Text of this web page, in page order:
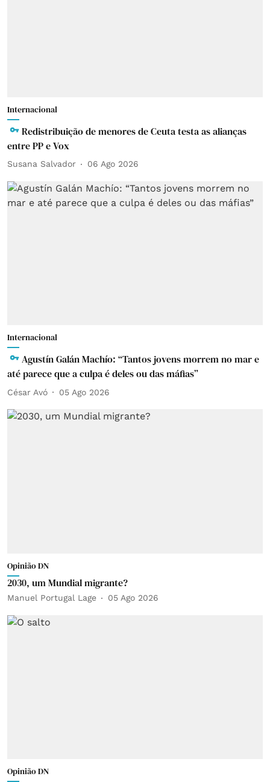
Internacional
Redistribuição de menores de Ceuta testa as alianças
entre PP e Vox
Susana Salvador 06 Ago 2026
Internacional
Agustín Galán Machío: “Tantos jovens morrem no mar e
até parece que a culpa é deles ou das máfias”
César Avó 05 Ago 2026
Opinião DN
2030, um Mundial migrante?
Manuel Portugal Lage 05 Ago 2026
Opinião DN